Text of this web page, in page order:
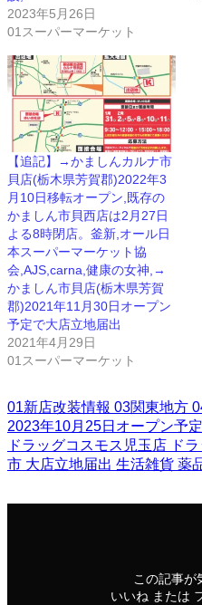
2023年5月26日
01スーパーマーケット
【追記】→かましんカルナ市
貝店(栃木県芳賀郡)2022年3
月10日移転オープン,既存の
かましん市貝西店は2月27日
よる8時閉店。釜新,オール日
本スーパーマーケット協
会,AJS,carna,健康の女神,→
かましん市貝店(栃木県芳賀
郡)2021年11月30日オープン
予定で大店立地届出
2021年4月29日
01スーパーマーケット
01新店改装情報 03関東地方
2023年10月25日オープン予定
ドラッグコスモス児玉店 ド
市 大店立地届出 生活雑貨 薬
この記事が
いいね または